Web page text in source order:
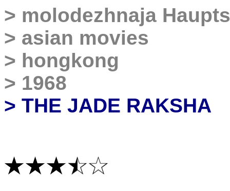
> molodezhnaja
> asian movies
> hongkong
> 1968
> THE JADE RAKSHA